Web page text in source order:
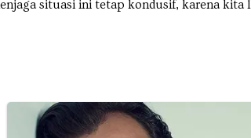
situasi ini tetap kondusif, karena